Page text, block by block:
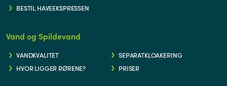
BESTIL HAVEEKSPRESSEN
Vand og Spildevand
VANDKVALITET
SEPARATKLOAKERING
HVOR LIGGER RØRENE?
PRISER